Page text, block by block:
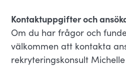
Kontaktuppgifter och
Om du har frågor och
välkommen att kontakta
rekryteringskonsult